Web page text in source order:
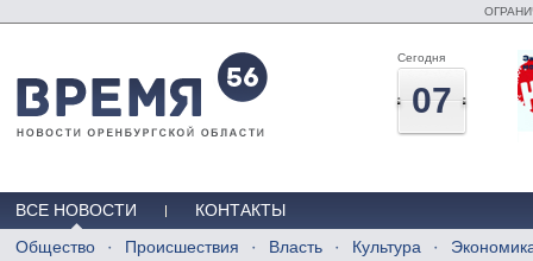
Сегодня
07
ВСЕ НОВОСТИ
КОНТАКТЫ
Общество
Происшествия Власть Культура